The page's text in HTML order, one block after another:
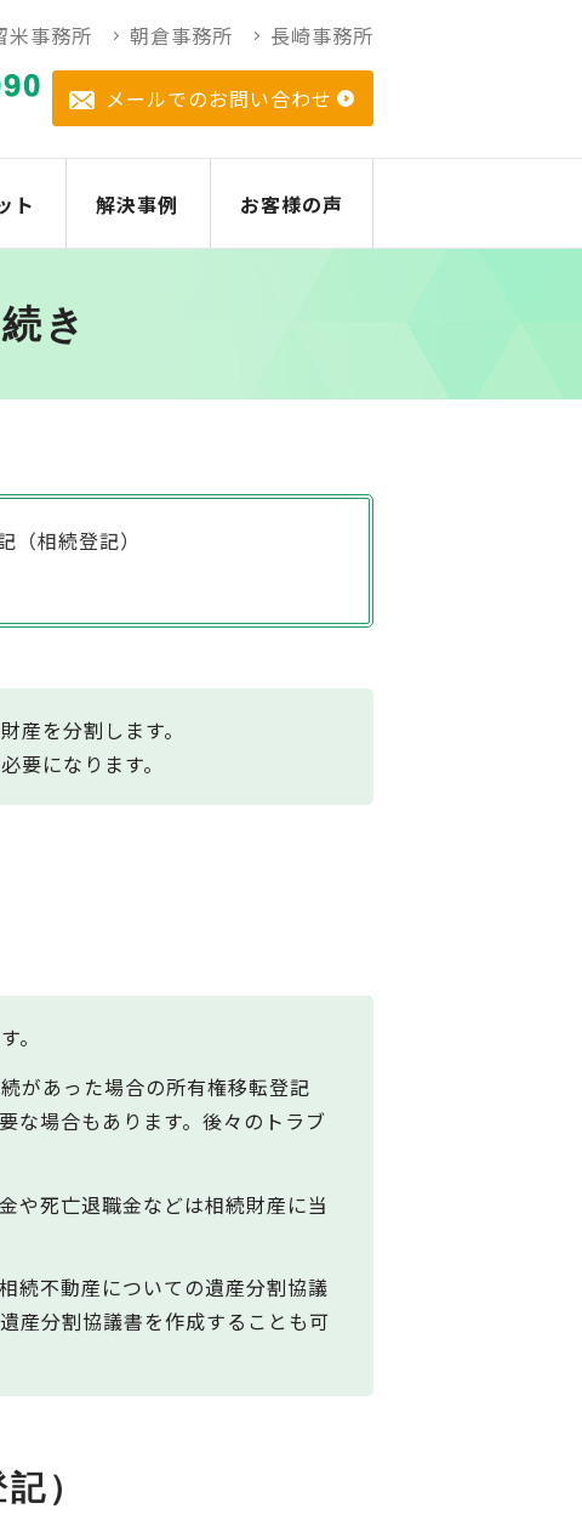
米事務所 朝倉事務所 長崎事務所
メールでのお問い合わせ
ト 解決事例 お客様の声
き
（相続登記）
産を分割します。
要になります。
。
があった場合の所有権移転登記
な場合もあります。後々のトラブ
や死亡退職金などは相続財産に当
続不動産についての遺産分割協議
産分割協議書を作成することも可
）